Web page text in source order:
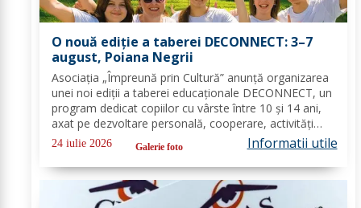
O nouă ediție a taberei DECONNECT: 3–7
august, Poiana Negrii
Asociația „Împreună prin Cultură” anunță organizarea
unei noi ediții a taberei educaționale DECONNECT, un
program dedicat copiilor cu vârste între 10 și 14 ani,
axat pe dezvoltare personală, cooperare, activități
outdoor și deconectare totală de la telefon. O tabără
cu sens, nu doar o vacanță!...
24 iulie 2026 Galerie foto Informatii utile